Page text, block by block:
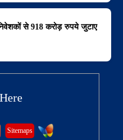
से 918 करोड़ रुपये जुटाए
Sitemaps